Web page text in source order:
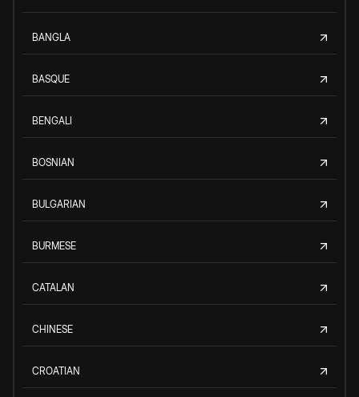
BANGLA
BASQUE
BENGALI
BOSNIAN
BULGARIAN
BURMESE
CATALAN
CHINESE
CROATIAN